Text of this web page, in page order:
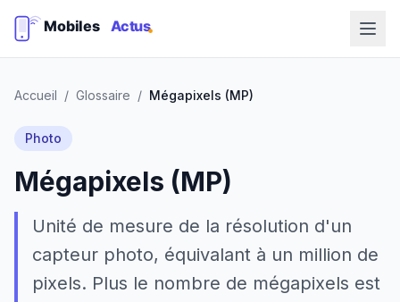
Accueil / Glossaire / Mégapixels (MP)
Photo
Mégapixels (MP)
Unité de mesure de la résolution d'un
capteur photo, équivalant à un million de
pixels. Plus le nombre de mégapixels est